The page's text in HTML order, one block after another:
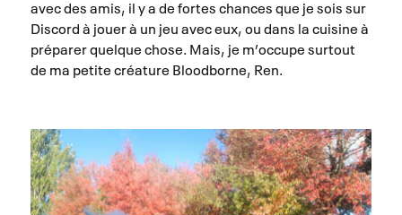
avec des amis, il y a de fortes chances que je sois sur
Discord à jouer à un jeu avec eux, ou dans la cuisine à
préparer quelque chose. Mais, je m’occupe surtout
de ma petite créature Bloodborne, Ren.